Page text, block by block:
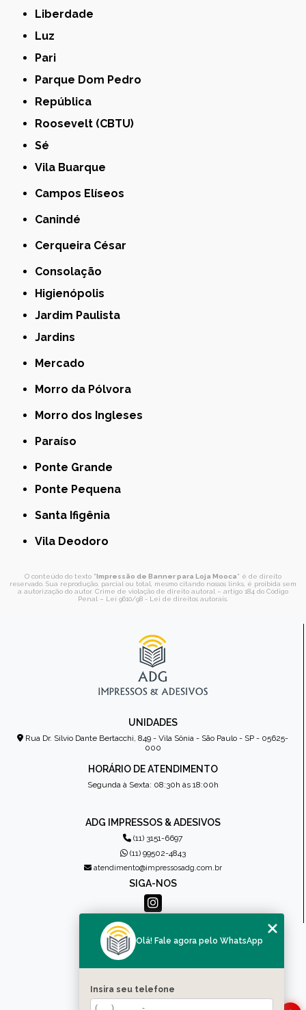
Liberdade
Luz
Pari
Parque Dom Pedro
República
Roosevelt (CBTU)
Sé
Vila Buarque
Campos Elíseos
Canindé
Cerqueira César
Consolação
Higienópolis
Jardim Paulista
Jardins
Mercado
Morro da Pólvora
Morro dos Ingleses
Paraíso
Ponte Grande
Ponte Pequena
Santa Ifigênia
Vila Deodoro
O conteúdo do texto "Impressão de Banner para Loja Mooca" é de direito
reservado. Sua reprodução, parcial ou total, mesmo citando nossos links, é proibida sem
a autorização do autor. Crime de violação de direito autoral – artigo 184 do Código
Penal – Lei 9610/98 - Lei de direitos autorais
UNIDADES
Rua Dr. Sílvio Dante Bertacchi, 849 - Vila Sônia - São Paulo - SP - 05625-
000
HORÁRIO DE ATENDIMENTO
Segunda à Sexta: 08:30h às 18:00h
ADG IMPRESSOS & ADESIVOS
(11) 3151-6697
(11) 99502-4843
atendimento@impressosadg.com.br
SIGA-NOS
MENU
QUEM SOMOS
PRODUTOS
CONTATO
Olá! Fale agora pelo WhatsApp
Insira seu telefone